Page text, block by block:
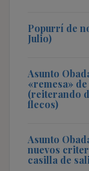
Popurrí de
Julio)
Asunto
«remesa»
(reiterando
flecos)
Asunto
nuevos
casilla de